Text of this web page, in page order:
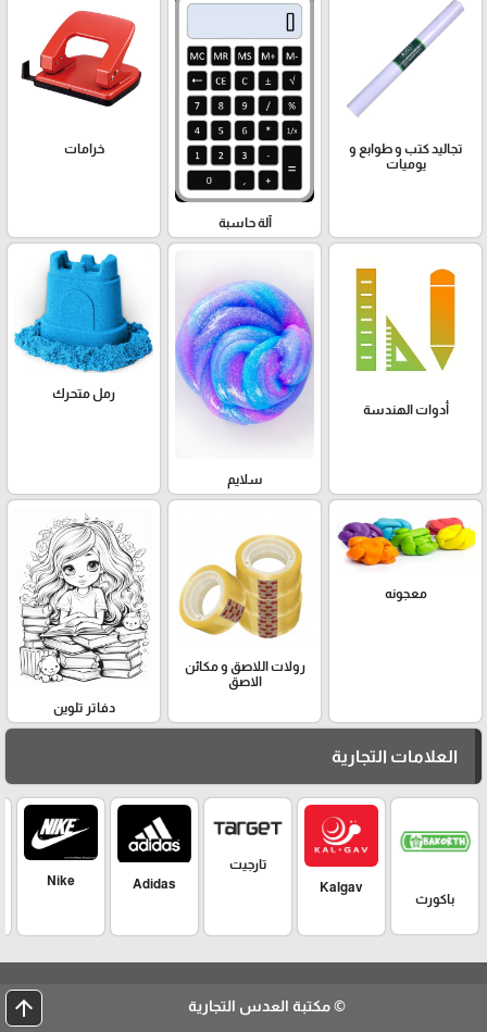
تجاليد كتب و طوابع و
يوميات
آلة حاسبة
خرامات
أدوات الهندسة
سلايم
رمل متحرك
معجونه
رولات اللاصق و مكائن
الاصق
دفاتر تلوين
العلامات التجارية
باكورث
Kalgav
تارجيت
Adidas
Nike
© مكتبة العدس التجارية arrow_upward